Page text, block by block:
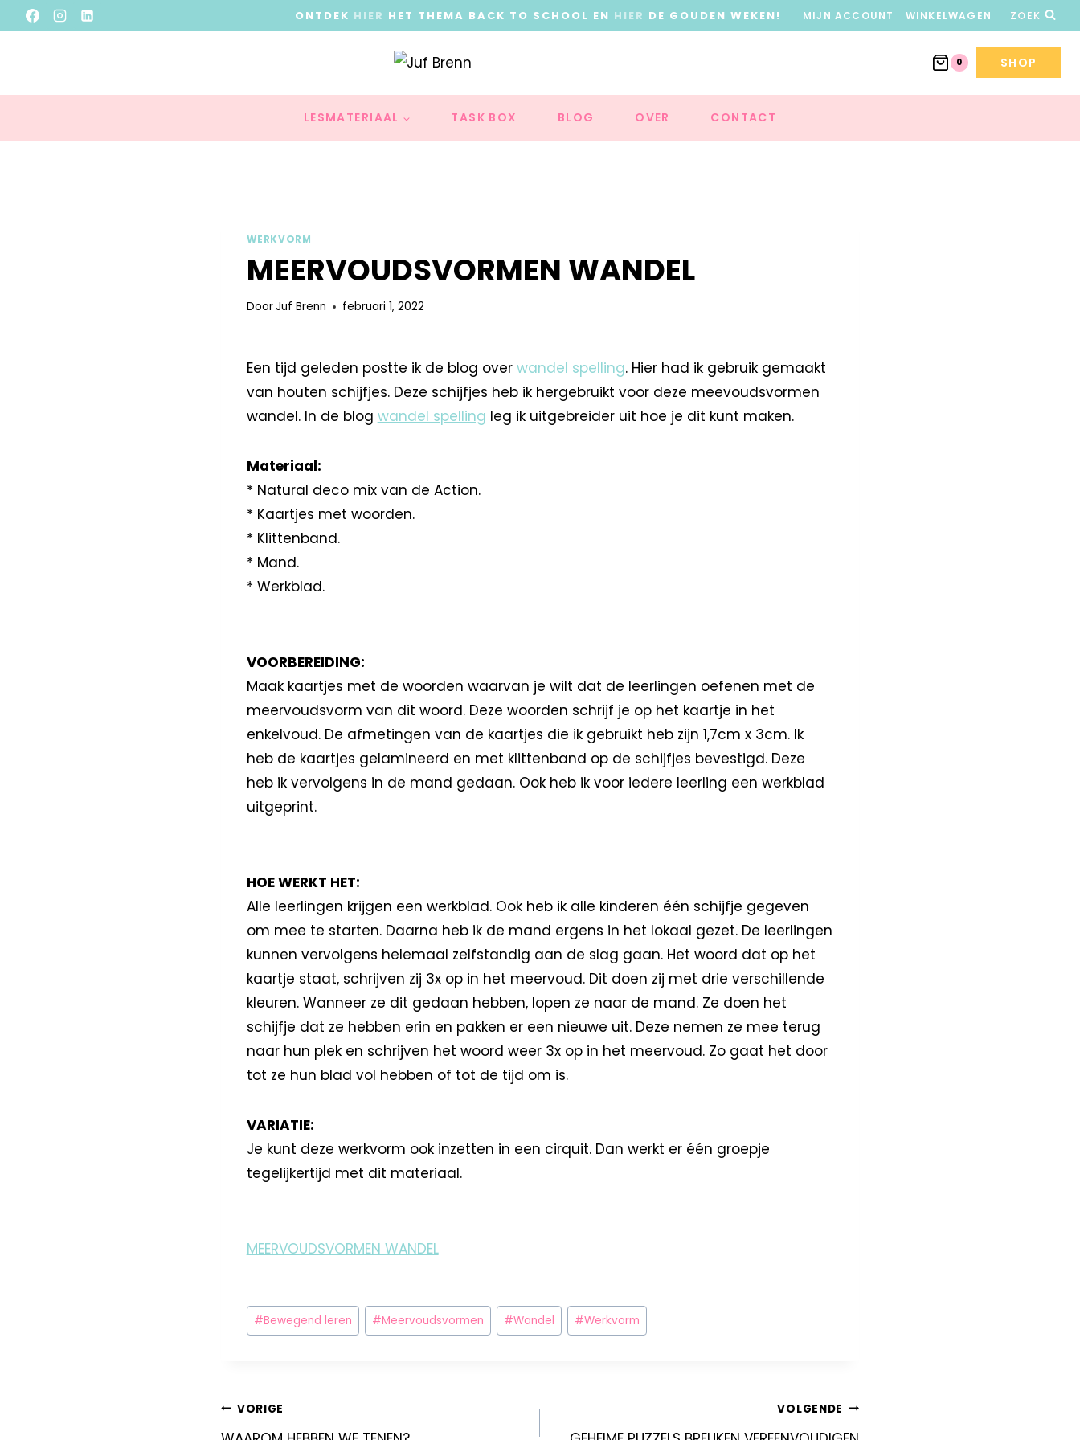
ONTDEK HIER HET THEMA BACK TO SCHOOL EN HIER DE GOUDEN WEKEN! MIJN ACCOUNT WINKELWAGEN ZOEK
0 SHOP
LESMATERIAAL TASK BOX BLOG OVER CONTACT
WERKVORM
MEERVOUDSVORMEN WANDEL
DoorJuf Brenn februari 1, 2022
Een tijd geleden postte ik de blog over wandel spelling. Hier had ik gebruik gemaakt
van houten schijfjes. Deze schijfjes heb ik hergebruikt voor deze meevoudsvormen
wandel. In de blog wandel spelling leg ik uitgebreider uit hoe je dit kunt maken.
Materiaal:
* Natural deco mix van de Action.
* Kaartjes met woorden.
* Klittenband.
* Mand.
* Werkblad.
VOORBEREIDING:
Maak kaartjes met de woorden waarvan je wilt dat de leerlingen oefenen met de
meervoudsvorm van dit woord. Deze woorden schrijf je op het kaartje in het
enkelvoud. De afmetingen van de kaartjes die ik gebruikt heb zijn 1,7cm x 3cm. Ik
heb de kaartjes gelamineerd en met klittenband op de schijfjes bevestigd. Deze
heb ik vervolgens in de mand gedaan. Ook heb ik voor iedere leerling een werkblad
uitgeprint.
HOE WERKT HET:
Alle leerlingen krijgen een werkblad. Ook heb ik alle kinderen één schijfje gegeven
om mee te starten. Daarna heb ik de mand ergens in het lokaal gezet. De leerlingen
kunnen vervolgens helemaal zelfstandig aan de slag gaan. Het woord dat op het
kaartje staat, schrijven zij 3x op in het meervoud. Dit doen zij met drie verschillende
kleuren. Wanneer ze dit gedaan hebben, lopen ze naar de mand. Ze doen het
schijfje dat ze hebben erin en pakken er een nieuwe uit. Deze nemen ze mee terug
naar hun plek en schrijven het woord weer 3x op in het meervoud. Zo gaat het door
tot ze hun blad vol hebben of tot de tijd om is.
VARIATIE:
Je kunt deze werkvorm ook inzetten in een cirquit. Dan werkt er één groepje
tegelijkertijd met dit materiaal.
MEERVOUDSVORMEN WANDEL
#Bewegend leren #Meervoudsvormen #Wandel #Werkvorm
VORIGE VOLGENDE